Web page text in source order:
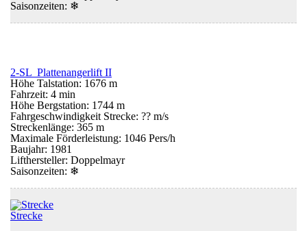
Saisonzeiten: ❄
2-SL Plattenangerlift II
Höhe Talstation: 1676 m
Fahrzeit: 4 min
Höhe Bergstation: 1744 m
Fahrgeschwindigkeit Strecke: ?? m/s
Streckenlänge: 365 m
Maximale Förderleistung: 1046 Pers/h
Baujahr: 1981
Lifthersteller: Doppelmayr
Saisonzeiten: ❄
Strecke